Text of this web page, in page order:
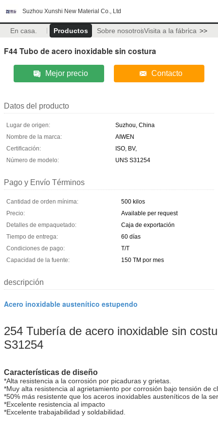
Suzhou Xunshi New Material Co., Ltd
En casa. Productos Sobre nosotrosVisita a la fábrica >>
F44 Tubo de acero inoxidable sin costura
Mejor precio Contacto
Datos del producto
Lugar de origen:
Suzhou, China
Nombre de la marca:
AIWEN
Certificación:
ISO, BV,
Número de modelo:
UNS S31254
Pago y Envío Términos
Cantidad de orden mínima:
500 kilos
Precio:
Available per request
Detalles de empaquetado:
Caja de exportación
Tiempo de entrega:
60 días
Condiciones de pago:
T/T
Capacidad de la fuente:
150 TM por mes
descripción
Acero inoxidable austenítico estupendo
254 Tubería de acero inoxidable sin
S31254
Características de diseño
*Alta resistencia a la corrosión por picaduras y grietas.
*Muy alta resistencia al agrietamiento por corrosión bajo tensión de
*50% más resistente que los aceros inoxidables austeníticos de la
*Excelente resistencia al impacto
*Excelente trabajabilidad y soldabilidad.